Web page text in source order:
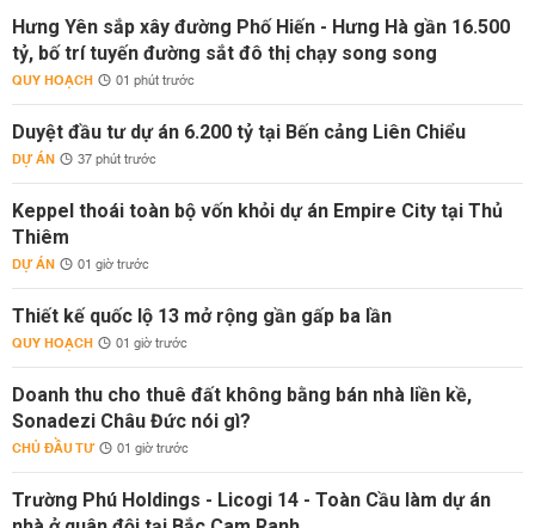
Hưng Yên sắp xây đường Phố Hiến - Hưng Hà gần 16.500
tỷ, bố trí tuyến đường sắt đô thị chạy song song
QUY HOẠCH 01 phút trước
Duyệt đầu tư dự án 6.200 tỷ tại Bến cảng Liên Chiểu
DỰ ÁN 37 phút trước
Keppel thoái toàn bộ vốn khỏi dự án Empire City tại Thủ
Thiêm
DỰ ÁN 01 giờ trước
Thiết kế quốc lộ 13 mở rộng gần gấp ba lần
QUY HOẠCH 01 giờ trước
Doanh thu cho thuê đất không bằng bán nhà liền kề,
Sonadezi Châu Đức nói gì?
CHỦ ĐẦU TƯ 01 giờ trước
Trường Phú Holdings - Licogi 14 - Toàn Cầu làm dự án